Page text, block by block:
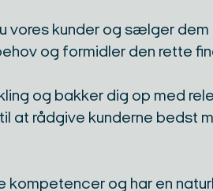
vores kunder og sælger dem
og formidler den rette
og bakker dig op med
at rådgive kunderne bedst
og har en